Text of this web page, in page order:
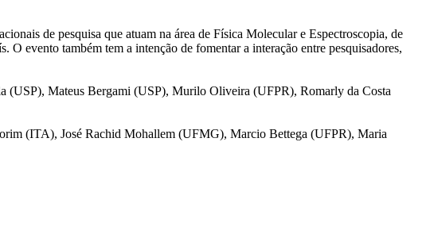
de pesquisa que atuam na área de Física Molecular e Espectroscopia, de
O evento também tem a intenção de fomentar a interação entre pesquisadores,
Mateus Bergami (USP), Murilo Oliveira (UFPR), Romarly da Costa
(ITA), José Rachid Mohallem (UFMG), Marcio Bettega (UFPR), Maria